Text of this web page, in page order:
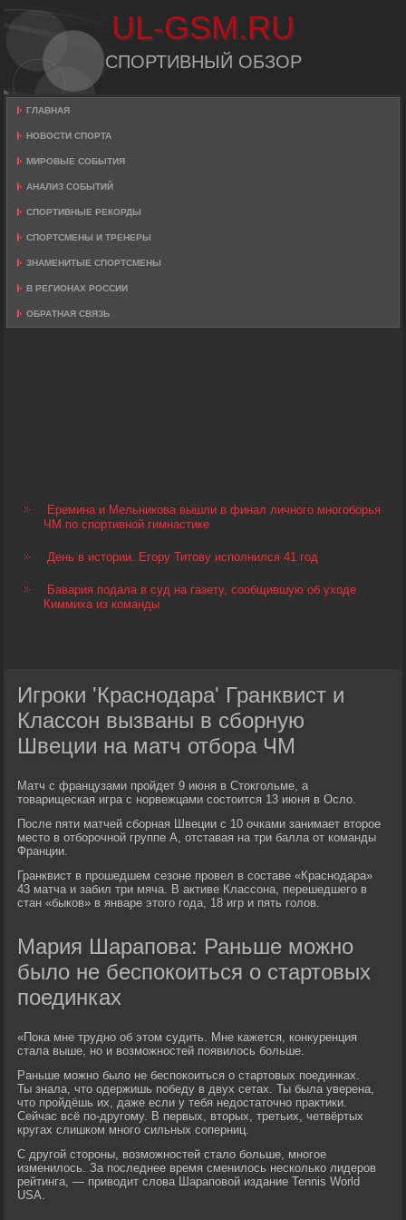
UL-GSM.RU
СПОРТИВНЫЙ ОБЗОР
ГЛАВНАЯ
НОВОСТИ СПОРТА
МИРОВЫЕ СОБЫТИЯ
АНАЛИЗ СОБЫТИЙ
СПОРТИВНЫЕ РЕКОРДЫ
СПОРТСМЕНЫ И ТРЕНЕРЫ
ЗНАМЕНИТЫЕ СПОРТСМЕНЫ
В РЕГИОНАХ РОССИИ
ОБРАТНАЯ СВЯЗЬ
Еремина и Мельникова вышли в финал личного многоборья
ЧМ по спортивной гимнастике
День в истории. Егору Титову исполнился 41 год
Бавария подала в суд на газету, сообщившую об уходе
Киммиха из команды
Игроки 'Краснодара' Гранквист и
Классон вызваны в сборную
Швеции на матч отбора ЧМ
Матч с французами пройдет 9 июня в Стокгольме, а
товарищеская игра с норвежцами состоится 13 июня в Осло.
После пяти матчей сборная Швеции с 10 очками занимает второе
место в отборочной группе A, отставая на три балла от команды
Франции.
Гранквист в прошедшем сезоне провел в составе «Краснодара»
43 матча и забил три мяча. В активе Классона, перешедшего в
стан «быков» в январе этого года, 18 игр и пять голов.
Мария Шарапова: Раньше можно
было не беспокоиться о стартовых
поединках
«Пока мне трудно об этом судить. Мне кажется, конкуренция
стала выше, но и возможностей появилось больше.
Раньше можно было не беспокоиться о стартовых поединках.
Ты знала, что одержишь победу в двух сетах. Ты была уверена,
что пройдёшь их, даже если у тебя недостаточно практики.
Сейчас всё по-другому. В первых, вторых, третьих, четвёртых
кругах слишком много сильных соперниц.
С другой стороны, возможностей стало больше, многое
изменилось. За последнее время сменилось несколько лидеров
рейтинга, — приводит слова Шараповой издание Tennis World
USA.